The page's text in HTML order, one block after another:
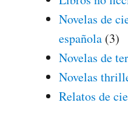
Novelas de
española(3)
Novelas de
Novelas
Relatos de